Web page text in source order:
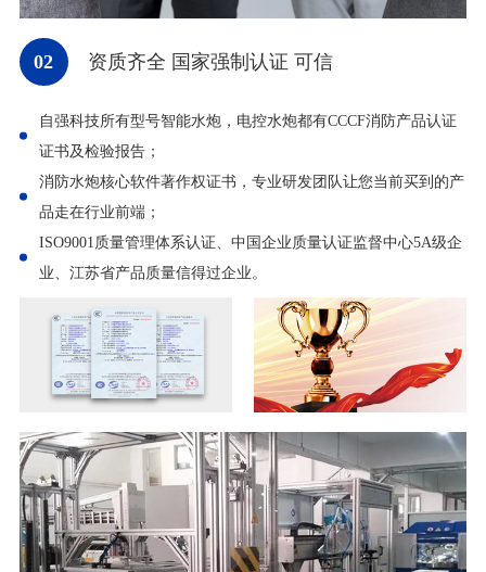
02 资质齐全 国家强制认证 可信
自强科技所有型号智能水炮，电控水炮都有CCCF消防产品认证
证书及检验报告；
消防水炮核心软件著作权证书，专业研发团队让您当前买到的产
品走在行业前端；
ISO9001质量管理体系认证、中国企业质量认证监督中心5A级企
业、江苏省产品质量信得过企业。